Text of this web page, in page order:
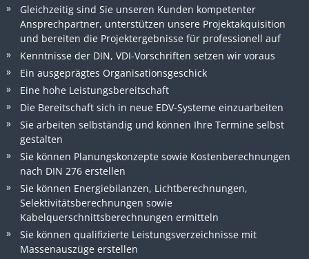
Gleichzeitig sind Sie unseren Kunden kompetenter
Ansprechpartner, unterstützen unsere Projektakquisition
und bereiten die Projektergebnisse für professionell auf
Kenntnisse der DIN, VDI-Vorschriften setzen wir voraus
Ein ausgeprägtes Organisationsgeschick
Eine hohe Leistungsbereitschaft
Die Bereitschaft sich in neue EDV-Systeme einzuarbeiten
Sie arbeiten selbständig und können Ihre Termine selbst
gestalten
Sie können Planungskonzepte sowie Kostenberechnungen
nach DIN 276 erstellen
Sie können Energiebilanzen, Lichtberechnungen,
Selektivitätsberechnungen sowie
Kabelquerschnittsberechnungen ermitteln
Sie können qualifizierte Leistungsverzeichnisse mit
Massenauszüge erstellen